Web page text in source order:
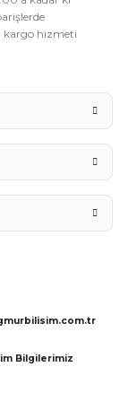
kargo hizmeti
Bilgilerimiz